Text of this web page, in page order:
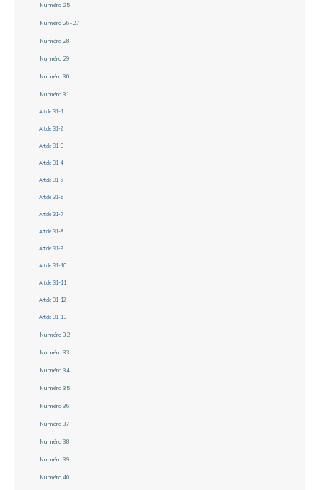
Numéro 25
Numéro 26-27
Numéro 28
Numéro 29
Numéro 30
Numéro 31
Article 31-1
Article 31-2
Article 31-3
Article 31-4
Article 31-5
Article 31-6
Article 31-7
Article 31-8
Article 31-9
Article 31-10
Article 31-11
Article 31-12
Article 31-13
Numéro 32
Numéro 33
Numéro 34
Numéro 35
Numéro 36
Numéro 37
Numéro 38
Numéro 39
Numéro 40